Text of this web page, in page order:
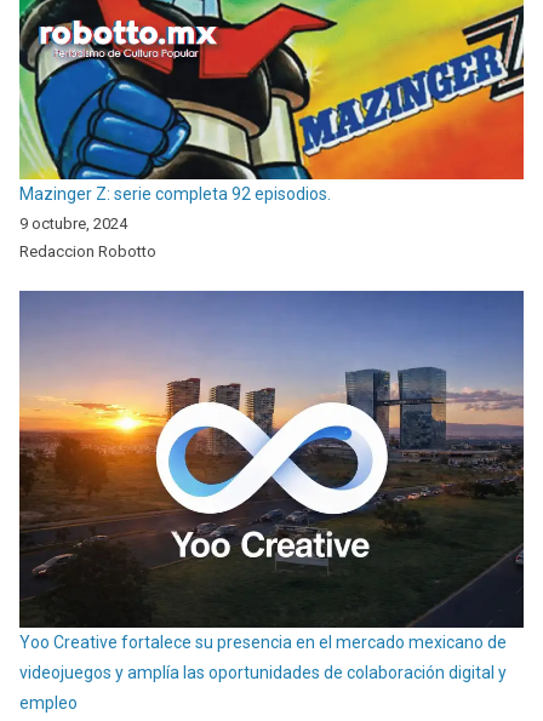
Mazinger Z: serie completa 92 episodios.
9 octubre, 2024
Redaccion Robotto
Yoo Creative fortalece su presencia en el mercado mexicano de
videojuegos y amplía las oportunidades de colaboración digital y
empleo